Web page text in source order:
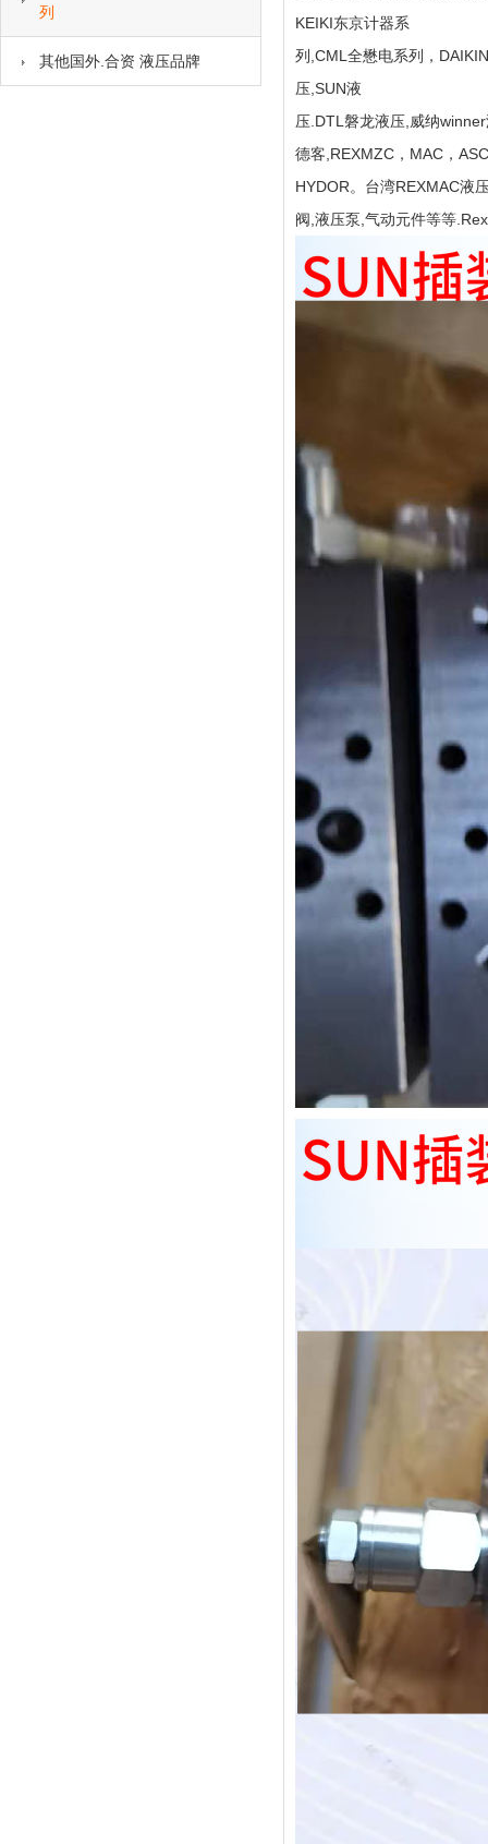
列
其他国外.合资 液压品牌
KEIKI东京计器系
列,CML全懋电系列，
压,SUN液
压.DTL磐龙液压,威纳
德客,REXMZC，MAC，
HYDOR。台湾REXMAC液
阀,液压泵,气动元件等等